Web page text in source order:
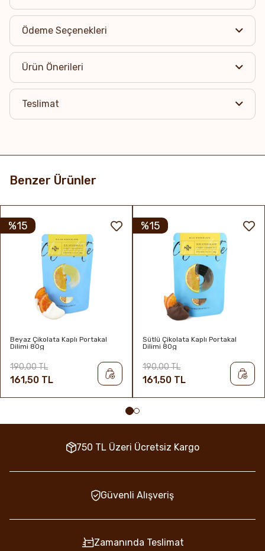
Ödeme Seçenekleri
Ürün Önerileri
Teslimat
Benzer Ürünler
Beyaz Çikolata Kaplı Portakal
Dilimi 80g
161,50 TL
190,00 TL
%15
Sütlü Çikolata Kaplı Portakal
Dilimi 80g
161,50 TL
190,00 TL
%15
750 TL Üzeri Ücretsiz Kargo
Güvenli Alışveriş
Zamanında Teslimat